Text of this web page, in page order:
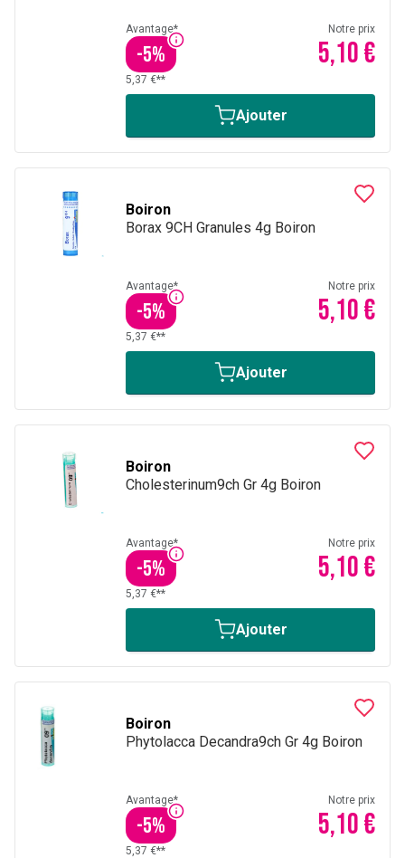
Avantage*
-5%
Notre prix
5,10 €
5,37 €**
Ajouter
Boiron
Borax 9CH Granules 4g Boiron
Avantage*
-5%
Notre prix
5,10 €
5,37 €**
Ajouter
Boiron
Cholesterinum9ch Gr 4g Boiron
Avantage*
-5%
Notre prix
5,10 €
5,37 €**
Ajouter
Boiron
Phytolacca Decandra9ch Gr 4g Boiron
Avantage*
-5%
Notre prix
5,10 €
5,37 €**